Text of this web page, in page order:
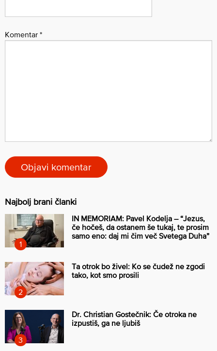
Komentar *
Najbolj brani članki
IN MEMORIAM: Pavel Kodelja – “Jezus,
če hočeš, da ostanem še tukaj, te prosim
samo eno: daj mi čim več Svetega Duha”
Ta otrok bo živel: Ko se čudež ne zgodi
tako, kot smo prosili
Dr. Christian Gostečnik: Če otroka ne
izpustiš, ga ne ljubiš